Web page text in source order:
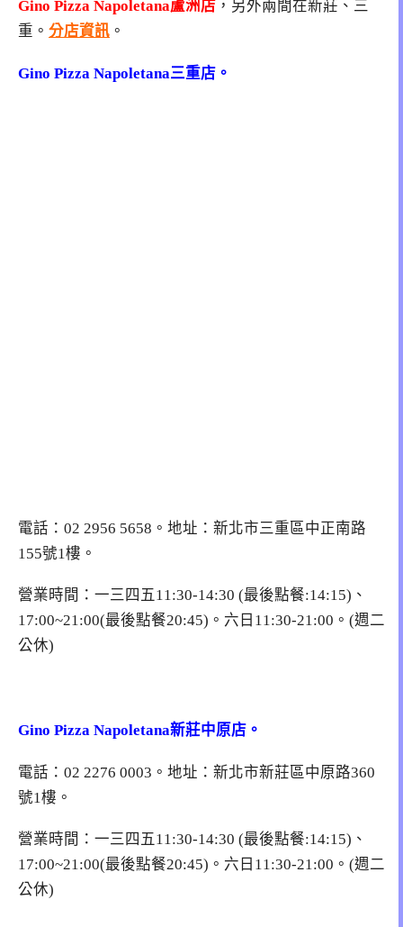
Gino Pizza Napoletana蘆洲店 ，另外兩間在新莊、三
重。 分店資訊 。
Gino Pizza Napoletana三重店。
電話：02 2956 5658。地址：新北市三重區中正南路
155號1樓。
營業時間：一三四五11:30-14:30 (最後點餐:14:15)、
17:00~21:00(最後點餐20:45)。六日11:30-21:00。(週二
公休)
Gino Pizza Napoletana新莊中原店。
電話：02 2276 0003。地址：新北市新莊區中原路360
號1樓。
營業時間：一三四五11:30-14:30 (最後點餐:14:15)、
17:00~21:00(最後點餐20:45)。六日11:30-21:00。(週二
公休)